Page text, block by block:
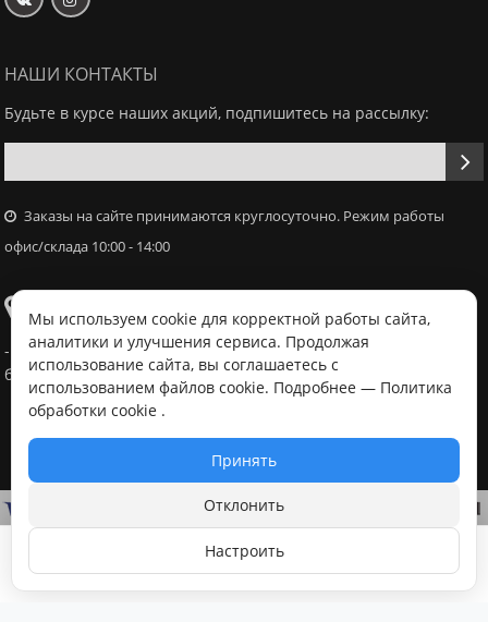
В корзину
НАШИ КОНТАКТЫ
Будьте в курсе наших акций, подпишитесь на рассылку:
Заказы на сайте принимаются круглосуточно. Режим работы
офис/склада 10:00 - 14:00
Самовывоз
- Офис / склад, г. Минск, ул. Володько 18, с 10:00 - 14:00 в
будний день после согласования с менеджером
Мы используем cookie для корректной работы сайта,
аналитики и улучшения сервиса. Продолжая
использование сайта, вы соглашаетесь с
использованием файлов cookie. Подробнее — Политика
обработки cookie .
Принять
Отклонить
Настроить